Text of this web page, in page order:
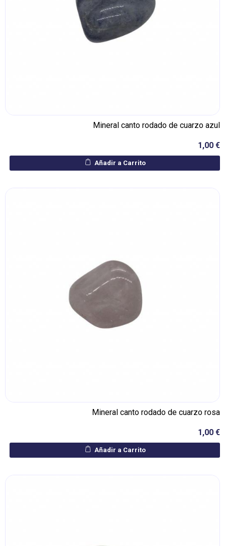
Mineral canto rodado de cuarzo azul
1,00 €
Añadir a Carrito
Mineral canto rodado de cuarzo rosa
1,00 €
Añadir a Carrito